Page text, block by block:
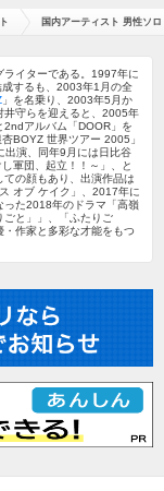
国内アーティスト 男性ソロ
ライターである。1997年に
するも、2003年1月の全
」を名乗り、2003年5月か
井守らを迎えると、2005年
2ndアルバム「DOOR」を
BOYZ 世界ツアー 2005」
出演、同年9月には日比谷
軍団、起立！！～」、と
の顔もあり、出演作品は
オブ ケイク」、2017年に
った2018年のドラマ「高嶺
ごと」」、「ふたりご
作家と多彩な才能をもつ